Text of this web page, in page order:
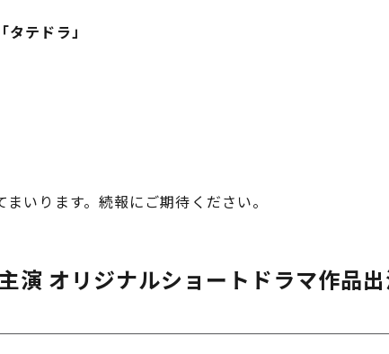
テドラ」
いります。続報にご期待ください。
演 オリジナルショートドラマ作品